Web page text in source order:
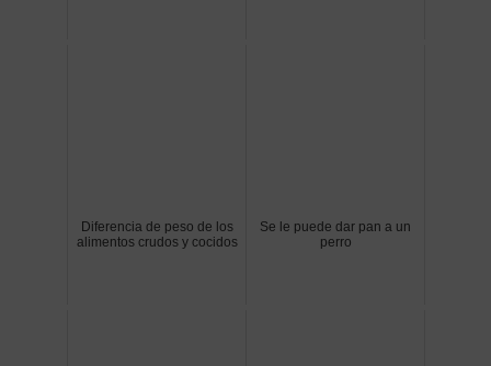
Diferencia de peso de los
alimentos crudos y cocidos
Se le puede dar pan a un
perro